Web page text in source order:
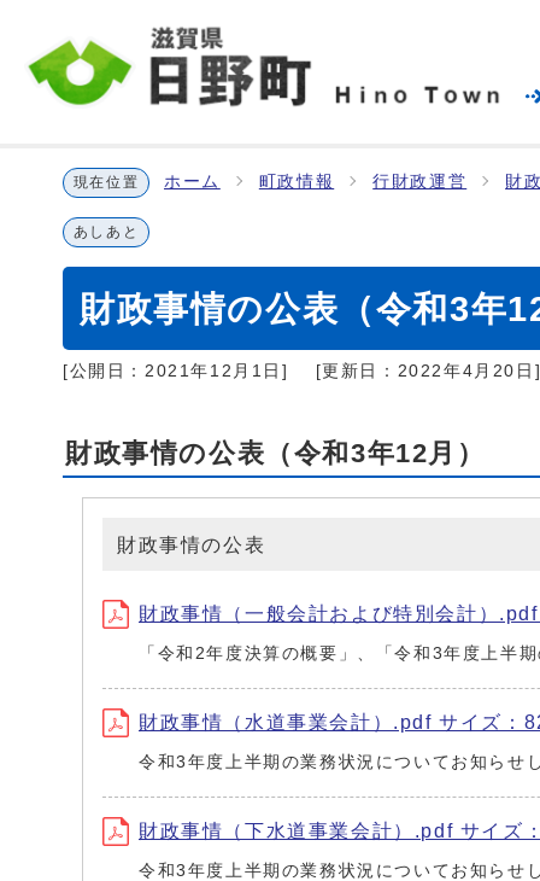
現在位置 ホーム 町政情報 行財政運営 財
あしあと
財政事情の公表（令和3年
[公開日： 2021年12月1日 ] [更新日： 2022年4月20日 ]
財政事情の公表（令和3年12月）
財政事情の公表
財政事情（一般会計および特別会計）
「令和2年度決算の概要」、「令和3年度上半
財政事情（水道事業会計）.pdf サイズ：
令和3年度上半期の業務状況についてお知らせ
財政事情（下水道事業会計）.pdf サイズ
令和3年度上半期の業務状況についてお知らせ